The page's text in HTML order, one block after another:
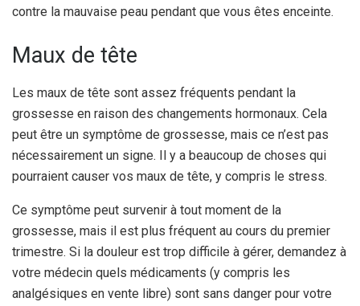
contre la mauvaise peau pendant que vous êtes enceinte.
Maux de tête
Les maux de tête sont assez fréquents pendant la
grossesse en raison des changements hormonaux. Cela
peut être un symptôme de grossesse, mais ce n’est pas
nécessairement un signe. Il y a beaucoup de choses qui
pourraient causer vos maux de tête, y compris le stress.
Ce symptôme peut survenir à tout moment de la
grossesse, mais il est plus fréquent au cours du premier
trimestre. Si la douleur est trop difficile à gérer, demandez à
votre médecin quels médicaments (y compris les
analgésiques en vente libre) sont sans danger pour votre